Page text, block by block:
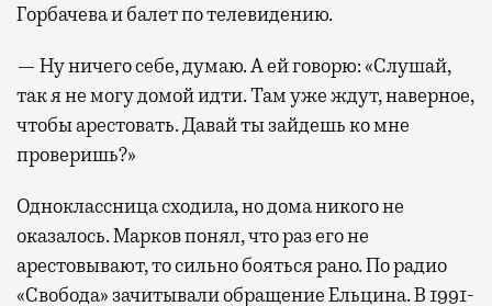
Горбачева и балет по телевидению.
— Ну ничего себе, думаю. А ей говорю: «Слушай,
так я не могу домой идти. Там уже ждут, наверное,
чтобы арестовать. Давай ты зайдешь ко мне
проверишь?»
Одноклассница сходила, но дома никого не
оказалось. Марков понял, что раз его не
арестовывают, то сильно бояться рано. По радио
«Свобода» зачитывали обращение Ельцина. В 1991-